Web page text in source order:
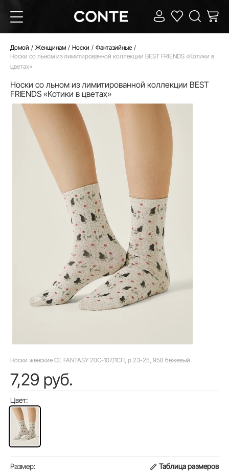
Домой Женщинам Носки
Фантазийные
Носки со льном из лимитированной коллекции BEST FRIENDS «Котики в
цветах»
Носки со льном из лимитированной коллекции BEST
FRIENDS «Котики в цветах»
Носки женские CE FANTASY 20С-107/1СП, р.23-25, 958 бежевый
7,29 руб.
Цвет:
Размер: Таблица размеров